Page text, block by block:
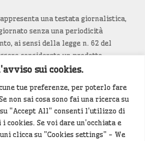
sui cookies.
tue preferenze, per poterlo fare
non sai cosa sono fai una ricerca su
su "Accept All" consenti l'utilizzo di
Se voi dare un'occhiata e
clicca su "Cookies settings" - We
una testata giornalistica,
senza una periodicità
ai sensi della legge n. 62 del
considerato un prodotto
violare copyright e diritti
contenuto è di tua proprietà e vuoi
diccelo(<- clicca per inviarci un